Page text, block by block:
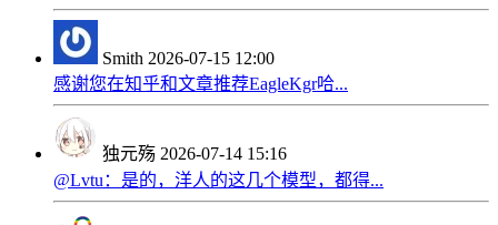
Smith 2026-07-15 12:00
感谢您在知乎和文章推荐EagleKgr哈...
独元殇 2026-07-14 15:16
@Lvtu：是的，洋人的这几个模型，都得...